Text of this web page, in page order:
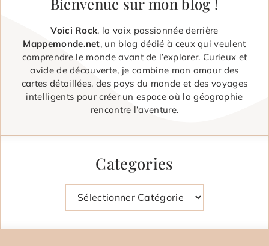
Voici Rock, la voix passionnée derrière
Mappemonde.net, un blog dédié à ceux qui veulent
comprendre le monde avant de l’explorer. Curieux et
avide de découverte, je combine mon amour des
cartes détaillées, des pays du monde et des voyages
intelligents pour créer un espace où la géographie
rencontre l’aventure.
Categories
Catégories